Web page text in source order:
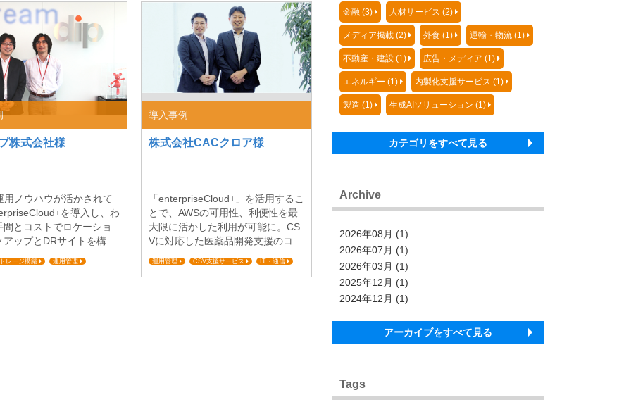
テムのASP化に伴い、急
境が必要だった 科研製薬
床試験向け症例データ管
ムがオンプレからASP化
とに伴い、SAS環境が必
ました。すでに解析業務
SASを使用していたの
ロジー コマーシャル・ プラットフ
ォームBT部 担当部長 吉田晴彦氏 e
nterpriseCloud+を利用したソリュ
ーションの概要について教えて下
さい。 多くの医薬品を扱うセール
ス＆マーケティングの事業部門か
ら、...
株式会社様
用ノウハウが活かされて
を導入し、わ
間とコストでロケーショ
アップとDRサイトを構築
レージ構築
運用管理
導入事例
株式会社CACクロア様
「enterpriseCloud+」を活用するこ
とで、AWSの可用性、利便性を最
大限に活かした利用が可能に。CS
Vに対応した医薬品開発支援のコラ
運用管理 CSV支援サービス
IT・通信
金融 (3) 人材サービス (2)
メディア掲載 (2) 外食 (1) 運輸・物流 (1)
不動産・建設 (1) 広告・メディア (1)
エネルギー (1) 内製化支援サービス (1)
製造 (1) 生成AIソリューション (1)
カテゴリをすべて見る
Archive
2026年08月 (1)
2026年07月 (1)
2026年03月 (1)
2025年12月 (1)
2024年12月 (1)
アーカイブをすべて見る
Tags